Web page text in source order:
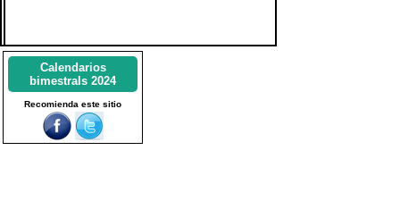
Calendarios
bimestrals 2024
Recomienda este sitio